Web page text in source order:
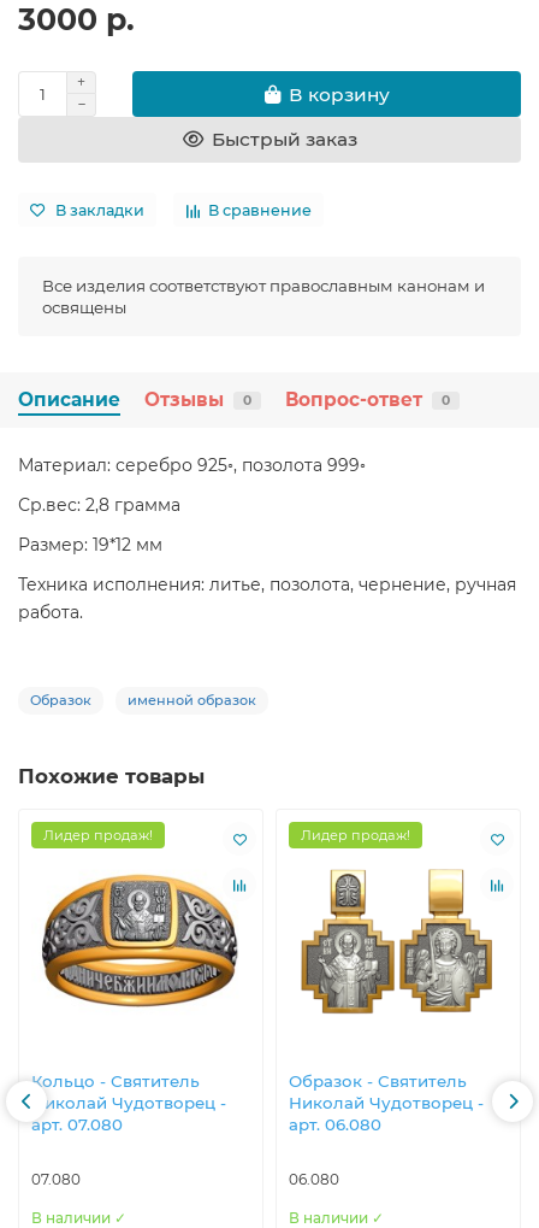
3000 р.
В корзину
Быстрый заказ
В закладки В сравнение
Все изделия соответствуют православным канонам и
освящены
Описание Отзывы 0 Вопрос-ответ 0
Материал: серебро 925◦, позолота 999◦
Ср.вес: 2,8 грамма
Размер: 19*12 мм
Техника исполнения: литье, позолота, чернение, ручная
работа.
Образок именной образок
Похожие товары
Лидер продаж!
Кольцо - Святитель
Николай Чудотворец -
арт. 07.080
07.080
В наличии ✓
Лидер продаж!
Образок - Святитель
Николай Чудотворец -
арт. 06.080
06.080
В наличии ✓